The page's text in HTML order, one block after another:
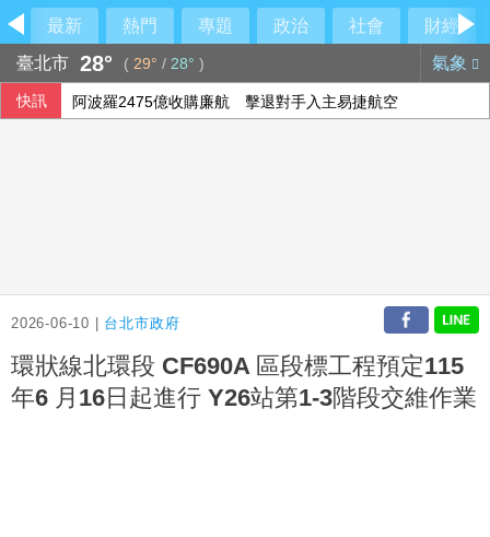
最新 熱門 專題 政治 社會
財經
臺北市 28° ( 29° / 28° ) 氣象
快訊 阿波羅2475億收購廉航 擊退對手入主易捷航空
2026-06-10 | 台北市政府
環狀線北環段 CF690A 區段標工程預定115
年6 月16日起進行 Y26站第1-3階段交維作業